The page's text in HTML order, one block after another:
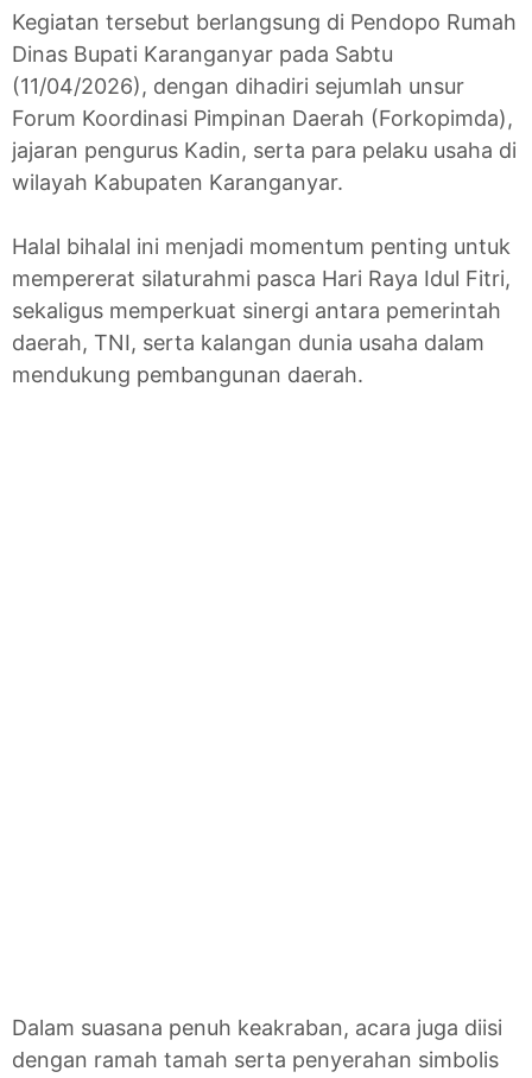
Kegiatan tersebut berlangsung di Pendopo Rumah
Dinas Bupati Karanganyar pada Sabtu
(11/04/2026), dengan dihadiri sejumlah unsur
Forum Koordinasi Pimpinan Daerah (Forkopimda),
jajaran pengurus Kadin, serta para pelaku usaha di
wilayah Kabupaten Karanganyar.
Halal bihalal ini menjadi momentum penting untuk
mempererat silaturahmi pasca Hari Raya Idul Fitri,
sekaligus memperkuat sinergi antara pemerintah
daerah, TNI, serta kalangan dunia usaha dalam
mendukung pembangunan daerah.
Dalam suasana penuh keakraban, acara juga diisi
dengan ramah tamah serta penyerahan simbolis